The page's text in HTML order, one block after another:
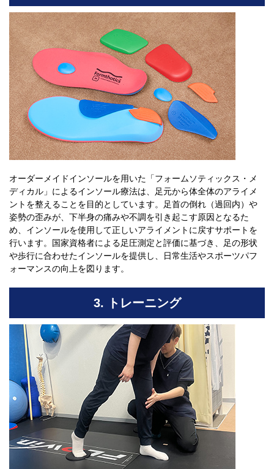
オーダーメイドインソールを用いた「フォームソティックス・メ
ディカル」によるインソール療法は、足元から体全体のアライメ
ントを整えることを目的としています。足首の倒れ（過回内）や
姿勢の歪みが、下半身の痛みや不調を引き起こす原因となるた
め、インソールを使用して正しいアライメントに戻すサポートを
行います。国家資格者による足圧測定と評価に基づき、足の形状
や歩行に合わせたインソールを提供し、日常生活やスポーツパフ
ォーマンスの向上を図ります。
3. トレーニング